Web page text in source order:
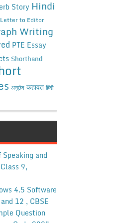
Story Hindi
Letter to Editor
Writing
PTE Essay
Shorthand
अनुछेद कहावत हिंदी
and
9,
4.5 Software
12 , CBSE
Question